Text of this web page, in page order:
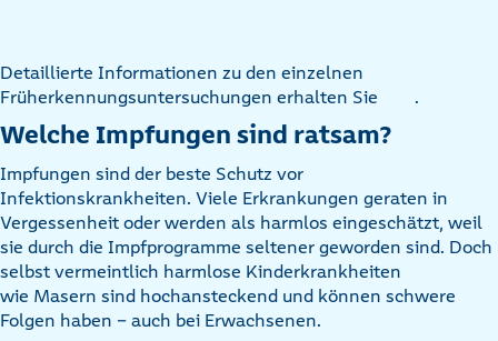
Detaillierte Informationen zu den einzelnen
Früherkennungsuntersuchungen erhalten Sie
.
Welche Impfungen sind ratsam?
Impfungen sind der beste Schutz vor
Infektionskrankheiten. Viele Erkrankungen geraten in
Vergessenheit oder werden als harmlos eingeschätzt, weil
sie durch die Impfprogramme seltener geworden sind. Doch
selbst vermeintlich harmlose Kinderkrankheiten
wie Masern sind hochansteckend und können schwere
Folgen haben – auch bei Erwachsenen.